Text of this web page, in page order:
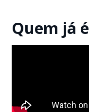
Quem já é